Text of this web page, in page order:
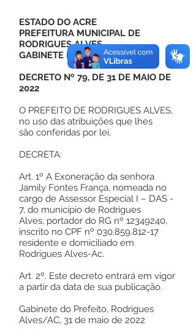
ESTADO DO ACRE
PREFEITURA MUNICIPAL DE
RODRIGUES ALVES
GABINETE DO PREFEITO
DECRETO Nº 79, DE 31 DE MAIO DE
2022
O PREFEITO DE RODRIGUES ALVES,
no uso das atribuições que lhes
são conferidas por lei,
DECRETA:
Art. 1º A Exoneração da senhora
Jamily Fontes França, nomeada no
cargo de Assessor Especial I – DAS -
7, do município de Rodrigues
Alves, portador do RG nº 12349240,
inscrito no CPF nº 030.859.812-17
residente e domiciliado em
Rodrigues Alves-Ac.
Art. 2º. Este decreto entrará em vigor
a partir da data de sua publicação.
Gabinete do Prefeito, Rodrigues
Alves/AC, 31 de maio de 2022